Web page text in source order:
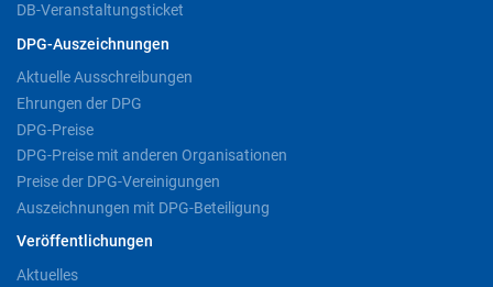
DB-Veranstaltungsticket
DPG-Auszeichnungen
Aktuelle Ausschreibungen
Ehrungen der DPG
DPG-Preise
DPG-Preise mit anderen Organisationen
Preise der DPG-Vereinigungen
Auszeichnungen mit DPG-Beteiligung
Veröffentlichungen
Aktuelles